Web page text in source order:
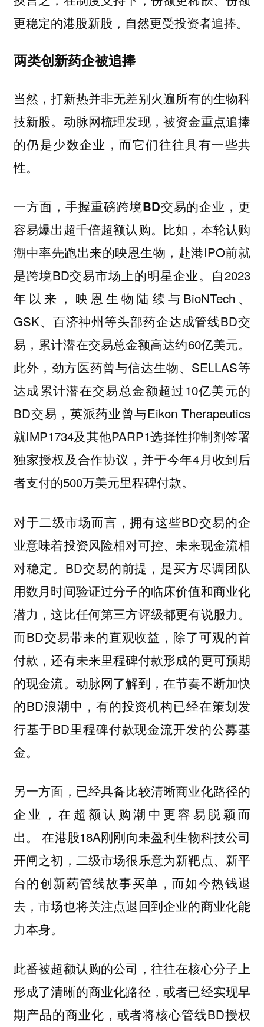
更稳定的港股新股，自然更受投资者追捧。
两类创新药企被追捧
当然，打新热并非无差别火遍所有的生物科
技新股。动脉网梳理发现，被资金重点追捧
的仍是少数企业，而它们往往具有一些共
性。
一方面，手握重磅跨境BD交易的企业，更
容易爆出超千倍超额认购。 比如，本轮认购
潮中率先跑出来的映恩生物，赴港IPO前就
是跨境BD交易市场上的明星企业。自2023
年以来，映恩生物陆续与BioNTech、
GSK、百济神州等头部药企达成管线BD交
易，累计潜在交易总金额高达约60亿美元。
此外，劲方医药曾与信达生物、SELLAS等
达成累计潜在交易总金额超过10亿美元的
BD交易，英派药业曾与Eikon Therapeutics
就IMP1734及其他PARP1选择性抑制剂签署
独家授权及合作协议，并于今年4月收到后
者支付的500万美元里程碑付款。
对于二级市场而言，拥有这些BD交易的企
业意味着投资风险相对可控、未来现金流相
对稳定。BD交易的前提，是买方尽调团队
用数月时间验证过分子的临床价值和商业化
潜力，这比任何第三方评级都更有说服力。
而BD交易带来的直观收益，除了可观的首
付款，还有未来里程碑付款形成的更可预期
的现金流。动脉网了解到，在节奏不断加快
的BD浪潮中，有的投资机构已经在策划发
行基于BD里程碑付款现金流开发的公募基
金。
另一方面，已经具备比较清晰商业化路径的
企业，在超额认购潮中更容易脱颖而
出。
在港股18A刚刚向未盈利生物科技公司
开闸之初，二级市场很乐意为新靶点、新平
台的创新药管线故事买单，而如今热钱退
去，市场也将关注点退回到企业的商业化能
力本身。
此番被超额认购的公司，往往在核心分子上
形成了清晰的商业化路径，或者已经实现早
期产品的商业化，或者将核心管线BD授权